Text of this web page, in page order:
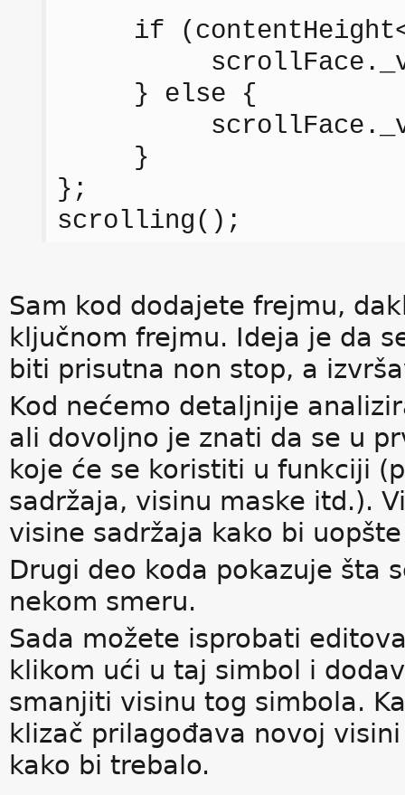
if
} else {
}
};
scrolling();
Sam kod dodajete frejmu,
ključnom frejmu. Ideja je da
biti prisutna non stop, a
Kod nećemo detaljnije
ali dovoljno je znati da se u
koje će se koristiti u funkciji
sadržaja, visinu maske itd.).
visine sadržaja kako bi
Drugi deo koda pokazuje šta
nekom smeru.
Sada možete isprobati
klikom ući u taj simbol i
smanjiti visinu tog simbola.
klizač prilagođava novoj
kako bi trebalo.